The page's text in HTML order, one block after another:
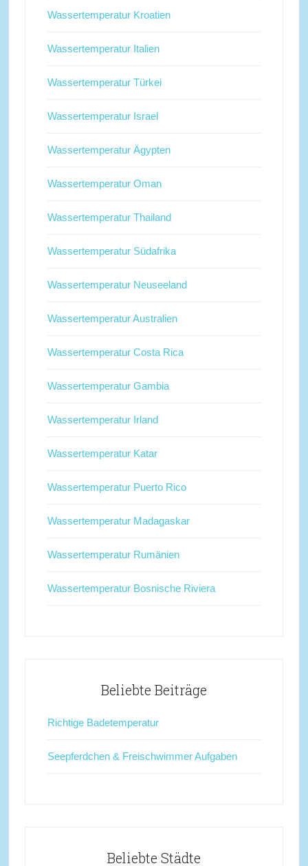
Wassertemperatur Kroatien
Wassertemperatur Italien
Wassertemperatur Türkei
Wassertemperatur Israel
Wassertemperatur Ägypten
Wassertemperatur Oman
Wassertemperatur Thailand
Wassertemperatur Südafrika
Wassertemperatur Neuseeland
Wassertemperatur Australien
Wassertemperatur Costa Rica
Wassertemperatur Gambia
Wassertemperatur Irland
Wassertemperatur Katar
Wassertemperatur Puerto Rico
Wassertemperatur Madagaskar
Wassertemperatur Rumänien
Wassertemperatur Bosnische Riviera
Beliebte Beiträge
Richtige Badetemperatur
Seepferdchen & Freischwimmer Aufgaben
Beliebte Städte